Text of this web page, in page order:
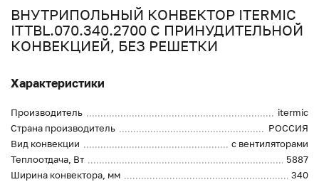
ВНУТРИПОЛЬНЫЙ КОНВЕКТОР ITERMIC
ITTBL.070.340.2700 С ПРИНУДИТЕЛЬНОЙ
КОНВЕКЦИЕЙ, БЕЗ РЕШЕТКИ
Характеристики
Производитель
itermic
Страна производитель
РОССИЯ
Вид конвекции
с вентиляторами
Теплоотдача, Вт
5887
Ширина конвектора, мм
340